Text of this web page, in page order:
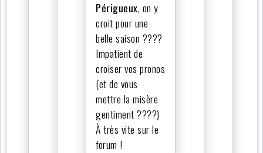
Périgueux, on y
croit pour une
belle saison ????
Impatient de
croiser vos pronos
(et de vous
mettre la misère
gentiment ????)
À très vite sur le
forum !